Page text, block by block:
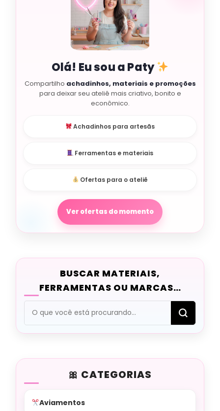
Olá! Eu sou a Paty
Compartilho achadinhos, materiais e promoções
para deixar seu ateliê mais criativo, bonito e
econômico.
Achadinhos para artesãs
Ferramentas e materiais
Ofertas para o ateliê
Ver ofertas do momento
BUSCAR MATERIAIS,
FERRAMENTAS OU MARCAS…
Procurando
algo?
CATEGORIAS
Aviamentos